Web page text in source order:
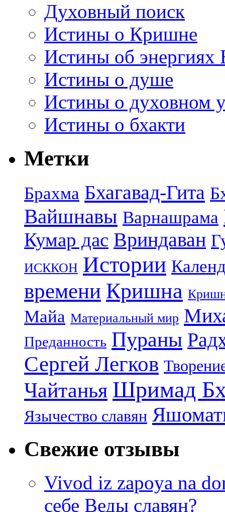
Духовный поиск
Истины о Кришне
Истины об энергиях
Истины о душе
Истины о духовном
Истины о бхакти
Метки
Брахма Бхагавад-Гита
Вайшнавы Варнашрама
Кумар дас Вриндаван
ИСККОН Истории
времени Кришна
Майа Материальный мир
Преданность Пураны
Сергей Легков
Чайтанья Шримад
Язычество славян
Свежие отзывы
Vivod iz zapoya na
себе Веды славян?